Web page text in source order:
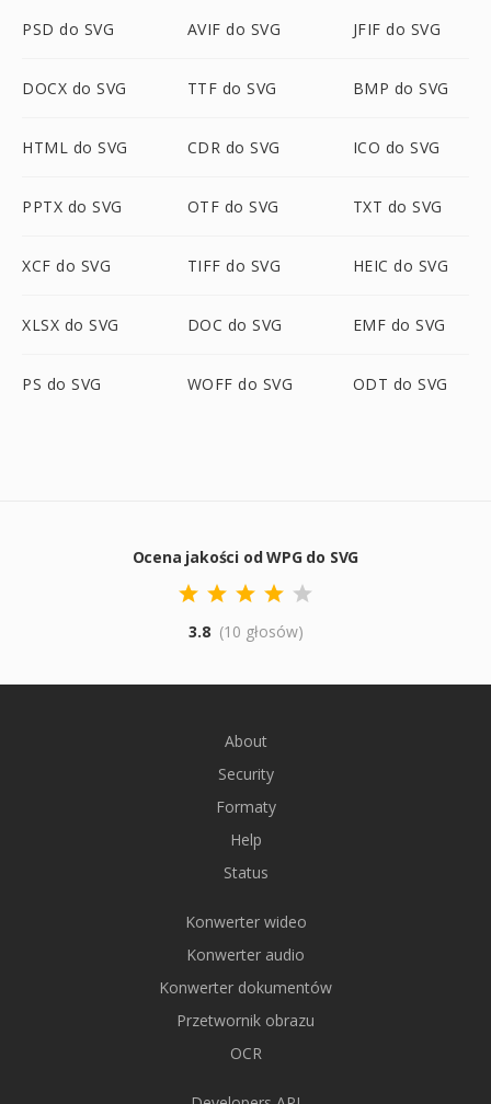
PSD do SVG AVIF do SVG JFIF do SVG
DOCX do SVG TTF do SVG BMP do SVG
HTML do SVG CDR do SVG ICO do SVG
PPTX do SVG OTF do SVG TXT do SVG
XCF do SVG TIFF do SVG HEIC do SVG
XLSX do SVG DOC do SVG EMF do SVG
PS do SVG WOFF do SVG ODT do SVG
Ocena jakości od WPG do SVG
3.8 (10 głosów)
About
Security
Formaty
Help
Status
Konwerter wideo
Konwerter audio
Konwerter dokumentów
Przetwornik obrazu
OCR